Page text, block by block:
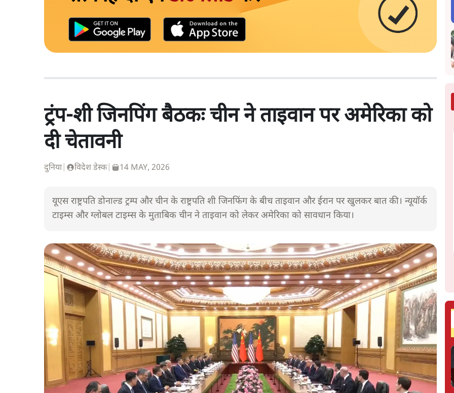
ट्रंप-शी जिनपिंग बैठकः चीन ने ताइवान पर अमेरिका को
दी चेतावनी
दुनिया| विदेश डेस्क| 14 MAY, 2026
यूएस राष्ट्रपति डोनाल्ड ट्रम्प और चीन के राष्ट्रपति शी जिनफिंग के बीच ताइवान और ईरान पर खुलकर बात की। न्यूयॉर्क
टाइम्स और ग्लोबल टाइम्स के मुताबिक चीन ने ताइवान को लेकर अमेरिका को सावधान किया।